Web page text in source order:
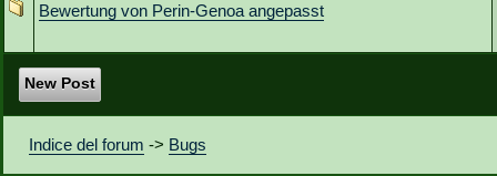
Bewertung von Perin-Genoa angepasst
New Post
Indice del forum -> Bugs